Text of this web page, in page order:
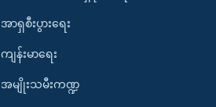
အာရှစီးပွားရေး
ကျန်းမာရေး
အမျိုးသမီးကဏ္ဍ